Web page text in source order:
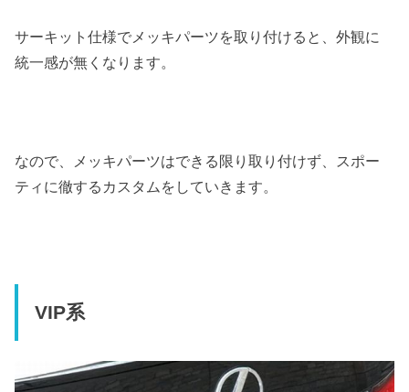
サーキット仕様でメッキパーツを取り付けると、外観に
統一感が無くなります。
なので、メッキパーツはできる限り取り付けず、スポー
ティに徹するカスタムをしていきます。
VIP系